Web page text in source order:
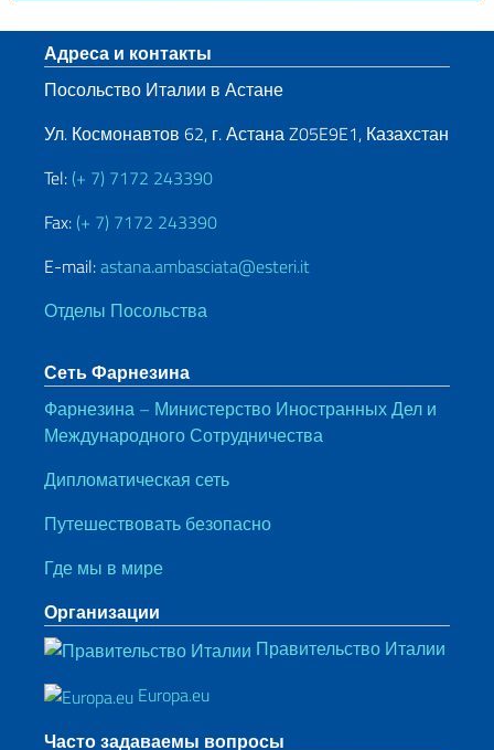
Нижний колонтитул
Адреса и контакты
Посольство Италии в Астане
Ул. Космонавтов 62, г. Астана Z05E9E1, Казахстан
Tel: (+ 7) 7172 243390
Fax: (+ 7) 7172 243390
E-mail:astana.ambasciata@esteri.it
Отделы Посольства
Сеть Фарнезина
Фарнезина – Министерство Иностранных Дел и
Международного Сотрудничества
Дипломатическая сеть
Путешествовать безопасно
Где мы в мире
Организации
Правительство Италии
Europa.eu
Часто задаваемы вопросы